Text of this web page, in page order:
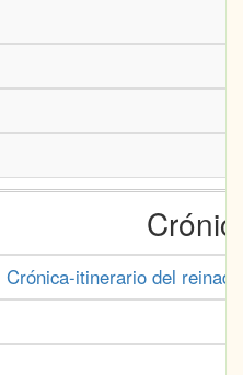
Crónica-itinerario del